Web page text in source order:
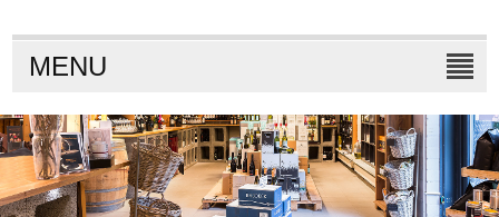
MENU